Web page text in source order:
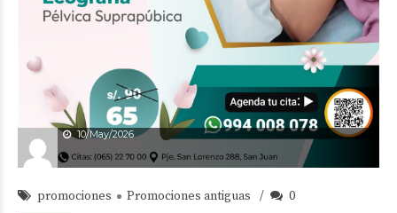
10/May/2026
promociones Promociones antiguas 0